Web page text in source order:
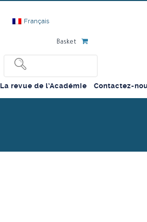
Français
Basket
La revue de l’Académie Contactez-